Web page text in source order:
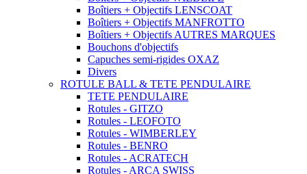
Boîtiers + Objectifs LENSCOAT
Boîtiers + Objectifs MANFROTTO
Boîtiers + Objectifs AUTRES MARQUES
Bouchons d'objectifs
Capuches semi-rigides OXAZ
Divers
ROTULE BALL & TETE PENDULAIRE
TETE PENDULAIRE
Rotules - GITZO
Rotules - LEOFOTO
Rotules - WIMBERLEY
Rotules - BENRO
Rotules - ACRATECH
Rotules - ARCA SWISS